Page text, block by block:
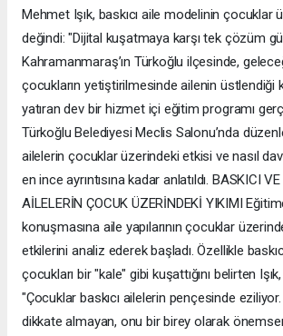
Mehmet Işık, baskıcı aile modelinin çocuklar
değindi: "Dijital kuşatmaya karşı tek çözüm
Kahramanmaraş’ın Türkoğlu ilçesinde,
çocukların yetiştirilmesinde ailenin üstlendiği
yatıran dev bir hizmet içi eğitim programı
Türkoğlu Belediyesi Meclis Salonu’nda
ailelerin çocuklar üzerindeki etkisi ve nasıl
en ince ayrıntısına kadar anlatıldı. BASKICI
AİLELERİN ÇOCUK ÜZERİNDEKİ YIKIMI
konuşmasına aile yapılarının çocuklar
etkilerini analiz ederek başladı. Özellikle
çocukları bir "kale" gibi kuşattığını belirten
"Çocuklar baskıcı ailelerin pençesinde
dikkate almayan, onu bir birey olarak